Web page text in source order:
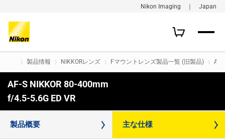
Nikon Imaging ｜ Japan
製品情報 NIKKORレンズ Fマウントレンズ製品一覧 (旧製品) AF-
AF-S NIKKOR 80-400mm
f/4.5-5.6G ED VR
製品概要 主な仕様